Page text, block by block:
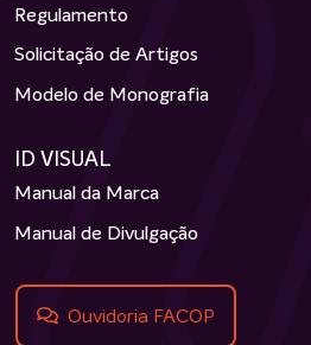
Regulamento
Solicitação de Artigos
Modelo de Monografia
ID VISUAL
Manual da Marca
Manual de Divulgação
Ouvidoria FACOP